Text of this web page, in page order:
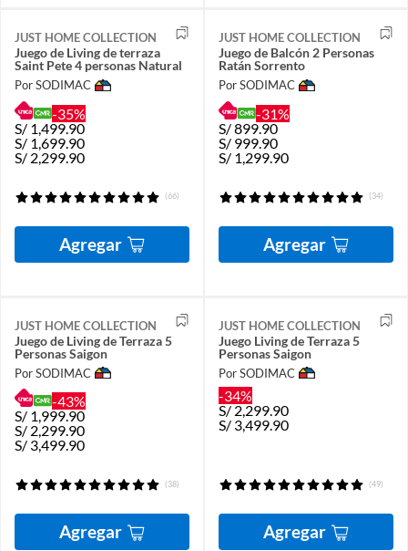
JUST HOME COLLECTION
Juego de Living de terraza
Saint Pete 4 personas Natural
Por SODIMAC
-35%
S/ 1,499.90
S/ 1,699.90
S/ 2,299.90
(66)
Agregar
JUST HOME COLLECTION
Juego de Balcón 2 Personas
Ratán Sorrento
Por SODIMAC
-31%
S/899.90
S/ 999.90
S/ 1,299.90
(34)
Agregar
JUST HOME COLLECTION
Juego de Living de Terraza 5
Personas Saigon
Por SODIMAC
-43%
S/ 1,999.90
S/ 2,299.90
S/ 3,499.90
(38)
Agregar
JUST HOME COLLECTION
Juego Living de Terraza 5
Personas Saigon
Por SODIMAC
-34%
S/ 2,299.90
S/ 3,499.90
(49)
Agregar